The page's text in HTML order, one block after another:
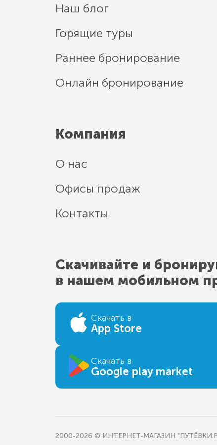
Наш блог
Горящие туры
Раннее бронирование
Онлайн бронирование
Компания
О нас
Офисы продаж
Контакты
Скачивайте и
в нашем мобильном
Скачать в
App Store
Скачать в
Google play market
2000-2026 © ИНТЕРНЕТ-МАГАЗИН